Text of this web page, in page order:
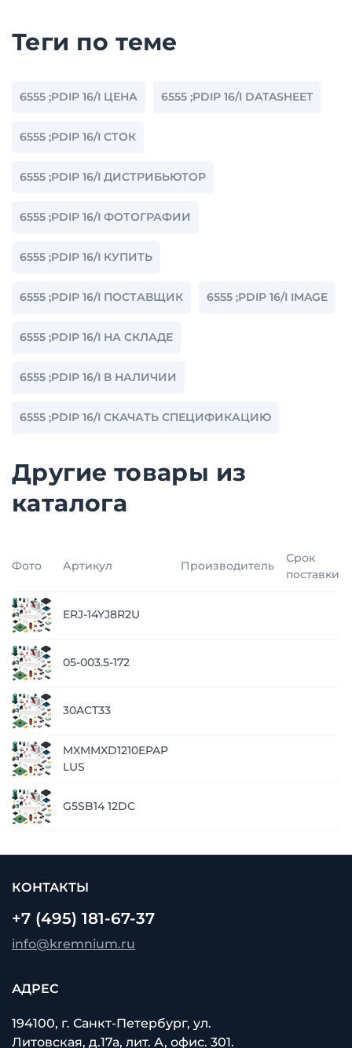
Теги по теме
6555 ;PDIP 16/I ЦЕНА 6555 ;PDIP 16/I DATASHEET
6555 ;PDIP 16/I СТОК
6555 ;PDIP 16/I ДИСТРИБЬЮТОР
6555 ;PDIP 16/I ФОТОГРАФИИ
6555 ;PDIP 16/I КУПИТЬ
6555 ;PDIP 16/I ПОСТАВЩИК 6555 ;PDIP 16/I IMAGE
6555 ;PDIP 16/I НА СКЛАДЕ
6555 ;PDIP 16/I В НАЛИЧИИ
6555 ;PDIP 16/I СКАЧАТЬ СПЕЦИФИКАЦИЮ
Другие товары из
каталога
Фото Артикул Производитель
Срок
поставки
ERJ-14YJ8R2U
05-003.5-172
30ACT33
MXMMXD1210EPAP
LUS
G5SB14 12DC
КОНТАКТЫ
+7 (495) 181-67-37
info@kremnium.ru
АДРЕС
194100, г. Санкт-Петербург, ул.
Литовская, д.17а, лит. А, офис. 301.